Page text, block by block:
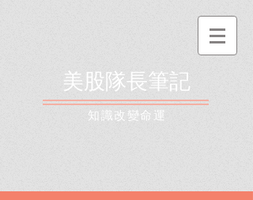
美股隊長筆記
​知識改變命運